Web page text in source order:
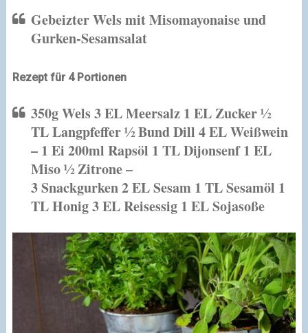
Gebeizter Wels mit Misomayonaise und
Gurken-Sesamsalat
Rezept für 4 Portionen
350g Wels 3 EL Meersalz 1 EL Zucker½
TL Langpfeffer½ Bund Dill 4 EL Weißwein
– 1 Ei 200ml Rapsöl 1 TL Dijonsenf 1 EL
Miso½ Zitrone–
3 Snackgurken2 EL Sesam 1 TL Sesamöl 1
TL Honig3 EL Reisessig 1 EL Sojasoße